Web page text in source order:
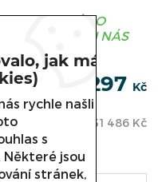
DODÁNO
TERMÍNU NÁS
62 297 Kč
51 486 Kč
jak má
rychle našli
s
Některé jsou
stránek,